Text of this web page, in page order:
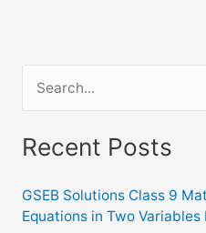
a
c
h
Recent Posts
GSEB Solutions Class 9
Equations in Two Variables